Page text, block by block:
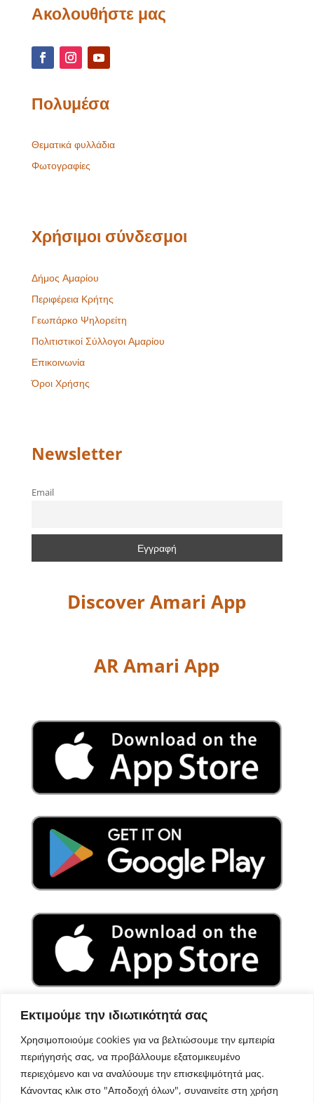
Εκτιμούμε την ιδιωτικότητά σας
Χρησιμοποιούμε cookies για να βελτιώσουμε την εμπειρία
περιήγησής σας, να προβάλλουμε εξατομικευμένο
περιεχόμενο και να αναλύουμε την επισκεψιμότητά μας.
Κάνοντας κλικ στο "Αποδοχή όλων", συναινείτε στη χρήση
Ακολουθήστε μας
Πολυμέσα
Θεματικά φυλλάδια
Φωτογραφίες
Χρήσιμοι σύνδεσμοι
Δήμος Αμαρίου
Περιφέρεια Κρήτης
Γεωπάρκο Ψηλορείτη
Πολιτιστικοί Σύλλογοι Αμαρίου
Επικοινωνία
Όροι Χρήσης
Newsletter
Email
Discover Amari App
AR Amari App